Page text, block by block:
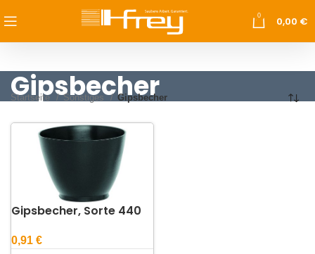
0 0,00 €
Gipsbecher
Startseite Sonstiges Gipsbecher
Gipsbecher, Sorte 440
0,91 €